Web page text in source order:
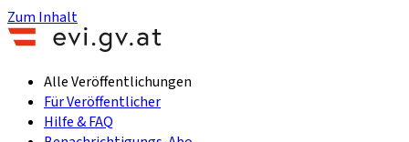
Zum Inhalt
Alle Veröffentlichungen
Für Veröffentlicher
Hilfe & FAQ